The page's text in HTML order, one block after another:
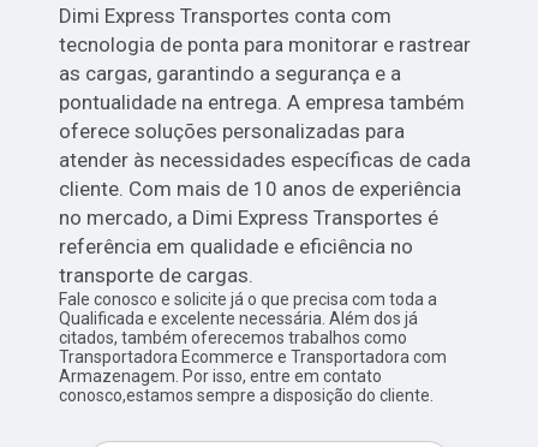
Dimi Express Transportes conta com
tecnologia de ponta para monitorar e rastrear
as cargas, garantindo a segurança e a
pontualidade na entrega. A empresa também
oferece soluções personalizadas para
atender às necessidades específicas de cada
cliente. Com mais de 10 anos de experiência
no mercado, a Dimi Express Transportes é
referência em qualidade e eficiência no
transporte de cargas.
Fale conosco e solicite já o que precisa com toda a
Qualificada e excelente necessária. Além dos já
citados, também oferecemos trabalhos como
Transportadora Ecommerce e Transportadora com
Armazenagem. Por isso, entre em contato
conosco,estamos sempre a disposição do cliente.